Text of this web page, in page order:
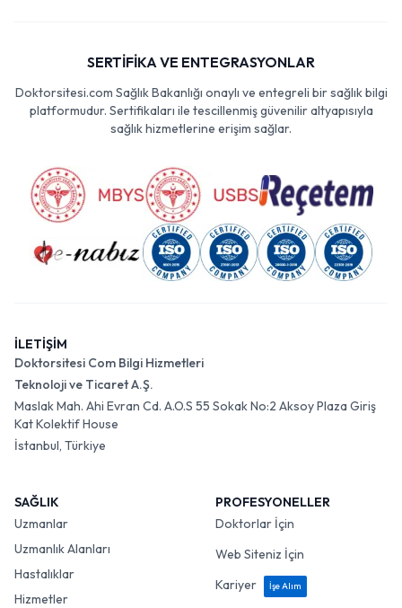
SERTİFİKA VE ENTEGRASYONLAR
Doktorsitesi.com Sağlık Bakanlığı onaylı ve entegreli bir sağlık bilgi
platformudur. Sertifikaları ile tescillenmiş güvenilir altyapısıyla
sağlık hizmetlerine erişim sağlar.
İLETİŞİM
Doktorsitesi Com Bilgi Hizmetleri
Teknoloji ve Ticaret A.Ş.
Maslak Mah. Ahi Evran Cd. A.O.S 55 Sokak No:2 Aksoy Plaza Giriş
Kat Kolektif House
İstanbul, Türkiye
SAĞLIK
Uzmanlar
Uzmanlık Alanları
Hastalıklar
Hizmetler
PROFESYONELLER
Doktorlar İçin
Web Siteniz İçin
Kariyer
İşe Alım